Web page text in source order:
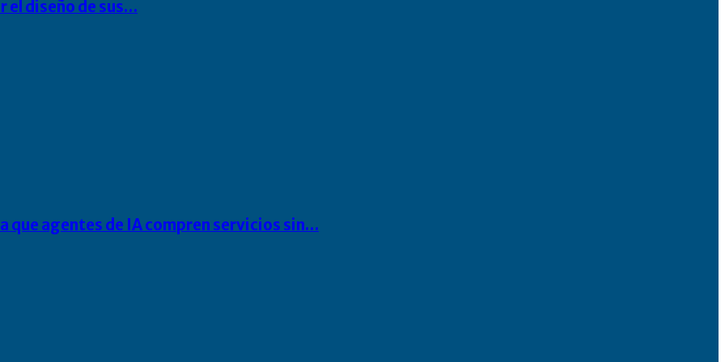
el diseño de sus…
agentes de IA compren servicios sin…